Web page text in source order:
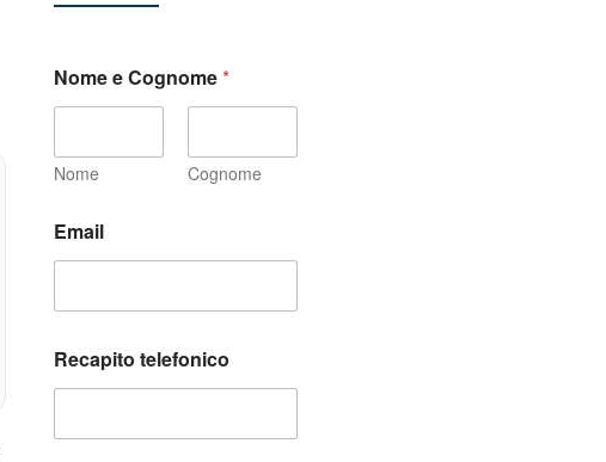
Nome e Cognome*
Nome Cognome
Email
e
l
f
Recapito telefonico